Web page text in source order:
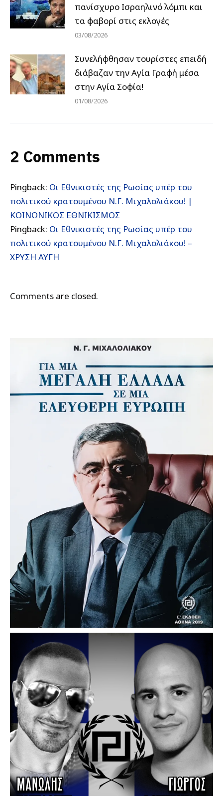
πανίσχυρο Ισραηλινό λόμπι και
τα φαβορί στις εκλογές
03/08/2026
Συνελήφθησαν τουρίστες επειδή
διάβαζαν την Αγία Γραφή μέσα
στην Αγία Σοφία!
01/08/2026
2 Comments
Pingback: Οι Εθνικιστές της Ρωσίας υπέρ του
πολιτικού κρατουμένου Ν.Γ. Μιχαλολιάκου! |
ΚΟΙΝΩΝΙΚΟΣ ΕΘΝΙΚΙΣΜΟΣ
Pingback: Οι Εθνικιστές της Ρωσίας υπέρ του
πολιτικού κρατουμένου Ν.Γ. Μιχαλολιάκου! –
ΧΡΥΣΗ ΑΥΓΗ
Comments are closed.